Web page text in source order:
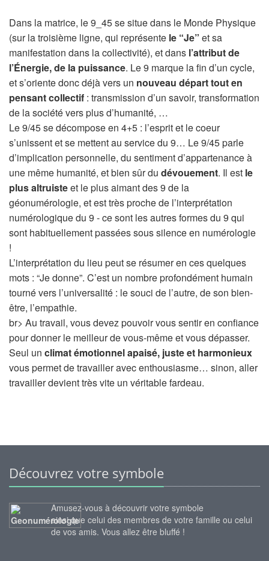
Dans la matrice, le 9_45 se situe dans le Monde Physique
(sur la troisième ligne, qui représente le “Je” et sa
manifestation dans la collectivité), et dans l’attribut de
l’Énergie, de la puissance. Le 9 marque la fin d’un cycle,
et s’oriente donc déjà vers un nouveau départ tout en
pensant collectif : transmission d’un savoir, transformation
de la société vers plus d’humanité, …
Le 9/45 se décompose en 4+5 : l’esprit et le coeur
s’unissent et se mettent au service du 9… Le 9/45 parle
d’implication personnelle, du sentiment d’appartenance à
une même humanité, et bien sûr du dévouement. Il est le
plus altruisteet le plus aimant des 9 de la
géonumérologie, et est très proche de l’interprétation
numérologique du 9 - ce sont les autres formes du 9 qui
sont habituellement passées sous silence en numérologie
!
L’interprétation du lieu peut se résumer en ces quelques
mots : “Je donne”. C’est un nombre profondément humain
tourné vers l’universalité : le souci de l’autre, de son bien-
être, l’empathie.
br> Au travail, vous devez pouvoir vous sentir en confiance
pour donner le meilleur de vous-même et vous dépasser.
Seul un climat émotionnel apaisé, juste et harmonieux
vous permet de travailler avec enthousiasme… sinon, aller
travailler devient très vite un véritable fardeau.
Découvrez votre symbole
Amusez-vous à découvrir votre symbole
ainsi que celui des membres de votre famille ou celui
de vos amis. Vous allez être bluffé !